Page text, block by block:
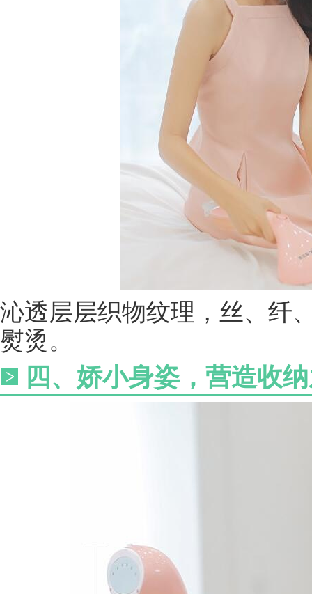
沁透层层织物纹理，丝、纤
熨烫。
四、娇小身姿，营造收